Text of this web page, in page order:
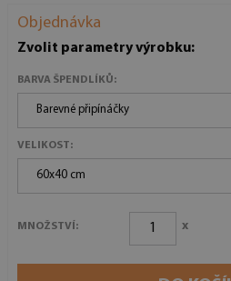
Objednávka
Zvolit parametry výrobku:
BARVA ŠPENDLÍKŮ:
Barevné připínáčky
VELIKOST:
60x40 cm
MNOŽSTVÍ: x